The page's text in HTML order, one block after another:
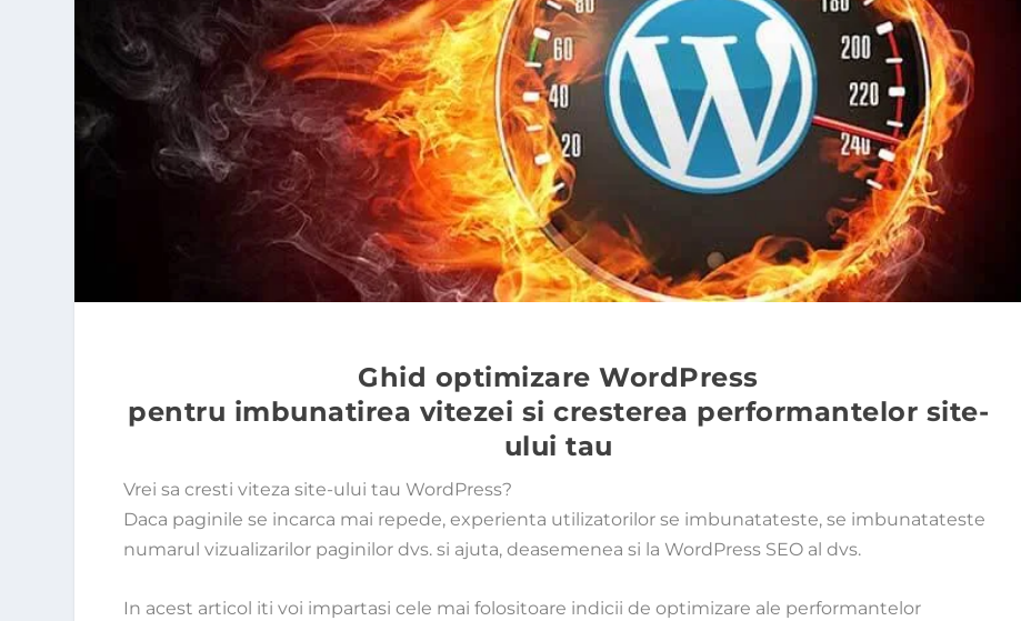
Ghid optimizare WordPress
pentru imbunatirea vitezei si cresterea performantelor site-
ului tau
Vrei sa cresti viteza site-ului tau WordPress?
Daca paginile se incarca mai repede, experienta utilizatorilor se imbunatateste, se imbunatateste
numarul vizualizarilor paginilor dvs. si ajuta, deasemenea si la WordPress SEO al dvs.
In acest articol iti voi impartasi cele mai folositoare indicii de optimizare ale performantelor